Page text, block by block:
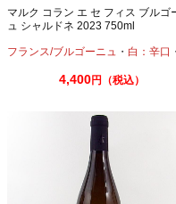
マルク コラン エ セ フィス ブルゴ
ュ シャルドネ 2023 750ml
フランス/ブルゴーニュ ・ 白：辛口 ・
4,400円（税込）